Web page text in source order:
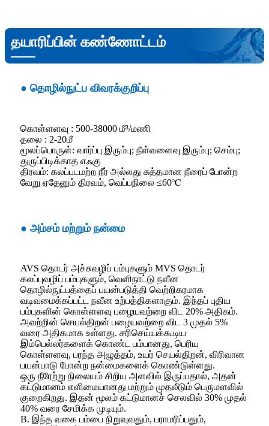
தயாரிப்பின் கண்ணோட்டம்
● தொழில்நுட்ப விவரக்குறிப்பு
கொள்ளளவு : 500-38000 மீ³/மணி
தலை : 2-20மீ
மூலப்பொருள்: வார்ப்பு இரும்பு; நீள்வளைவு இரும்பு; செம்பு;
துருப்பிடிக்காத எஃகு
திரவம்: கலப்படமற்ற நீர் அல்லது சுத்தமான நீரைப் போன்ற
வேறு ஏதேனும் திரவம், வெப்பநிலை ≤60℃
● அம்சம் மற்றும் நன்மை
AVS தொடர் அச்சுவழிப் பம்புகளும் MVS தொடர்
கலப்புவழிப் பம்புகளும், வெளிநாட்டு நவீன
தொழில்நுட்பத்தைப் பயன்படுத்தி வெற்றிகரமாக
வடிவமைக்கப்பட்ட நவீன உற்பத்திகளாகும். இந்தப் புதிய
பம்புகளின் கொள்ளளவு பழையவற்றை விட 20% அதிகம்.
அவற்றின் செயல்திறன் பழையவற்றை விட 3 முதல் 5%
வரை அதிகமாக உள்ளது. சரிசெய்யக்கூடிய
இம்பெல்லர்களைக் கொண்ட பம்பானது, பெரிய
கொள்ளளவு, பரந்த அழுத்தம், உயர் செயல்திறன், விரிவான
பயன்பாடு போன்ற நன்மைகளைக் கொண்டுள்ளது.
ஒரு நீரேற்று நிலையம் சிறிய அளவில் இருப்பதால், அதன்
கட்டுமானம் எளிமையானது மற்றும் முதலீடும் பெருமளவில்
குறைகிறது. இதன் மூலம் கட்டுமானச் செலவில் 30% முதல்
40% வரை சேமிக்க முடியும்.
B. இந்த வகை பம்பை நிறுவுவதும், பராமரிப்பதும்,